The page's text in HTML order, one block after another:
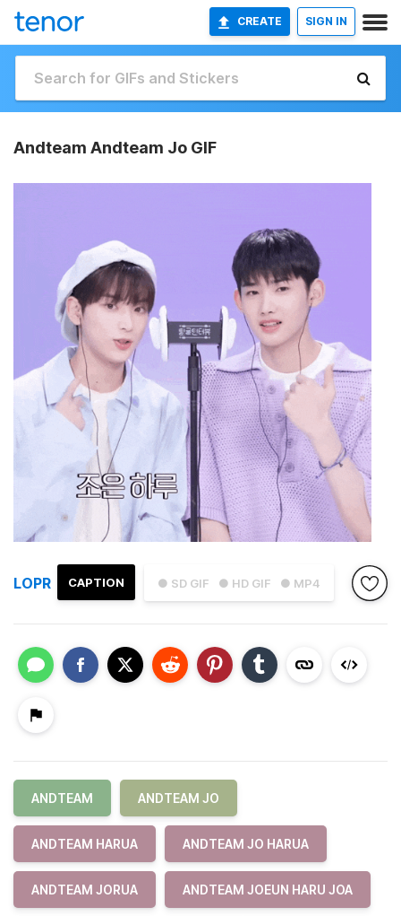
CREATE SIGN IN
Andteam Andteam Jo GIF
● SD GIF ● HD GIF ● MP4
CAPTION
LOPR
ANDTEAM ANDTEAM JO
ANDTEAM HARUA ANDTEAM JO HARUA
ANDTEAM JORUA ANDTEAM JOEUN HARU JOA